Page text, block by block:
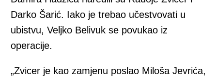
Darko Šarić. Iako je trebao učestvovati u
ubistvu, Veljko Belivuk se povukao iz
operacije.
„Zvicer je kao zamjenu poslao Miloša Jevrića,